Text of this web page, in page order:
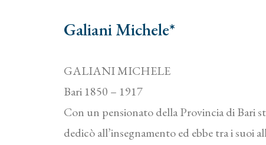
Galiani Michele*
GALIANI MICHELE
Bari 1850 – 1917
Con un pensionato della Provincia di Bari
dedicò all’insegnamento ed ebbe tra i